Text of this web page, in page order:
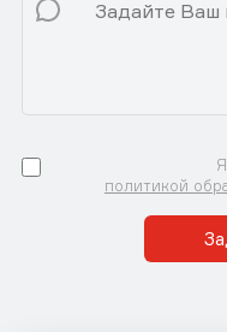
политикой